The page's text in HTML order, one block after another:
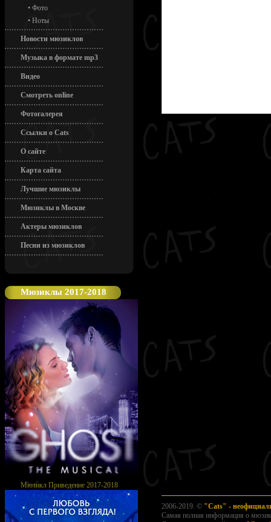
• Фото
• Ноты
Новости мюзиклов
Музыка в формате mp3
Видео
Смотреть online
Фотогалерея
Ссылки о Cats
О сайте
Карта сайта
Лучшие мюзиклы
Мюзиклы в Москве
Актеры мюзиклов
Песни из мюзиклов
Мюзиклы 2017-2018
Мюзикл Приведение 2017-2018
2006-2019. © "Cats" -
Самая полная информация о